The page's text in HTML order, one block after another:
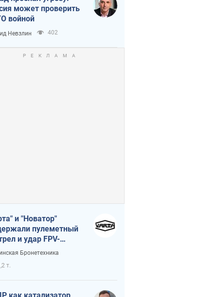
может проверить
войной
Невзлин 402
и "Новатор"
пулеметный
и удар FPV-
сохранив жизнь
Бронетехника
т.